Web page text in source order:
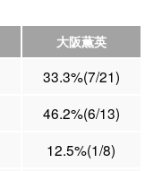
大阪薫英
33.3%(7/21)
46.2%(6/13)
12.5%(1/8)